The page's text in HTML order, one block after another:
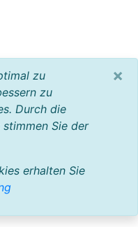
zu
zu
Durch die
Sie der
erhalten Sie
×